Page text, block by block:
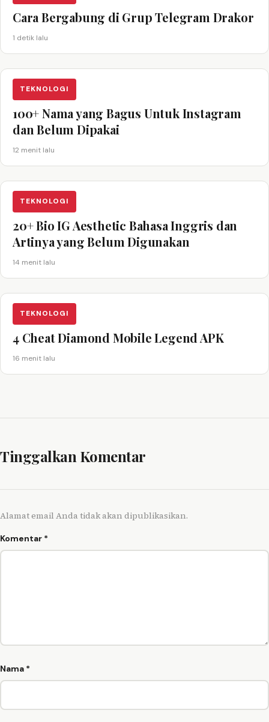
Cara Bergabung di Grup Telegram Drakor
1 detik lalu
TEKNOLOGI
100+ Nama yang Bagus Untuk Instagram
dan Belum Dipakai
12 menit lalu
TEKNOLOGI
20+ Bio IG Aesthetic Bahasa Inggris dan
Artinya yang Belum Digunakan
14 menit lalu
TEKNOLOGI
4 Cheat Diamond Mobile Legend APK
16 menit lalu
Tinggalkan Komentar
Alamat email Anda tidak akan dipublikasikan.
Komentar *
Nama *